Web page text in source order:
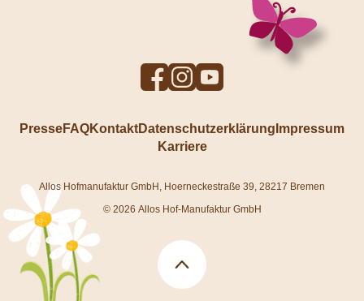
To
Facebook
To
Instagram
To
YouTube
PresseFAQKontaktDatenschutzerklärung Impressum
Karriere
Allos Hofmanufaktur GmbH, Hoerneckestraße 39, 28217 Bremen
© 2026 Allos Hof-Manufaktur GmbH
Back
to